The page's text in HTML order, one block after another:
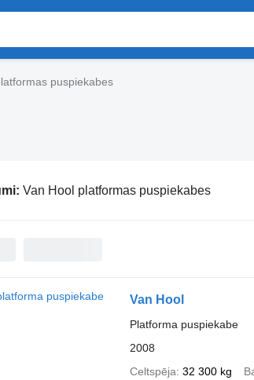
puspiekabes
Van Hool platformas puspiekabes
Van Hool
Platforma puspiekabe
2008
Celtspēja 32 300 kg